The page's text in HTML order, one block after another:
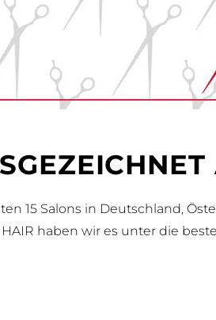
15 Salons in Deutschland,
haben wir es unter die